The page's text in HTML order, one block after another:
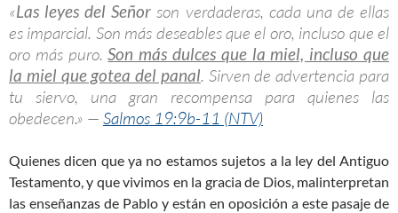
«Las leyes del Señor son verdaderas, cada una de ellas
es imparcial. Son más deseables que el oro, incluso que el
oro más puro.Son más dulces que la miel, incluso que
la miel que gotea del panal. Sirven de advertencia para
tu siervo, una gran recompensa para quienes las
obedecen.» — Salmos 19:9b-11 (NTV)
Quienes dicen que ya no estamos sujetos a la ley del Antiguo
Testamento, y que vivimos en la gracia de Dios, malinterpretan
las enseñanzas de Pablo y están en oposición a este pasaje de